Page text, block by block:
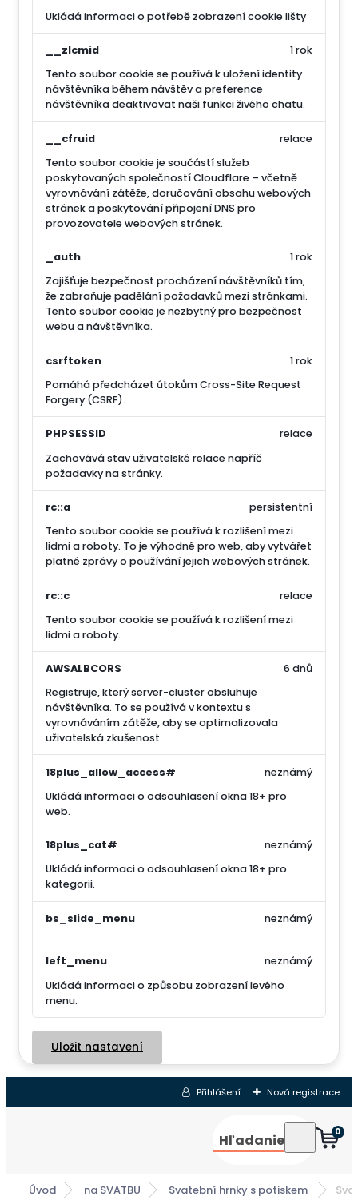
Ukládá informaci o potřebě zobrazení cookie lišty
__zlcmid
Tento soubor cookie se používá k uložení identity
návštěvníka během návštěv a preference
návštěvníka deaktivovat naši funkci živého chatu.
1 rok
__cfruid
Tento soubor cookie je součástí služeb
poskytovaných společností Cloudflare – včetně
vyrovnávání zátěže, doručování obsahu webových
stránek a poskytování připojení DNS pro
provozovatele webových stránek.
relace
_auth
Zajišťuje bezpečnost procházení návštěvníků tím,
že zabraňuje padělání požadavků mezi stránkami.
Tento soubor cookie je nezbytný pro bezpečnost
webu a návštěvníka.
1 rok
csrftoken
Pomáhá předcházet útokům Cross-Site Request
Forgery (CSRF).
1 rok
PHPSESSID
Zachovává stav uživatelské relace napříč
požadavky na stránky.
relace
rc::a
Tento soubor cookie se používá k rozlišení mezi
lidmi a roboty. To je výhodné pro web, aby vytvářet
platné zprávy o používání jejich webových stránek.
persistentní
rc::c
Tento soubor cookie se používá k rozlišení mezi
lidmi a roboty.
relace
AWSALBCORS
Registruje, který server-cluster obsluhuje
návštěvníka. To se používá v kontextu s
vyrovnáváním zátěže, aby se optimalizovala
uživatelská zkušenost.
6 dnů
18plus_allow_access#
Ukládá informaci o odsouhlasení okna 18+ pro
web.
neznámý
18plus_cat#
Ukládá informaci o odsouhlasení okna 18+ pro
kategorii.
neznámý
bs_slide_menu neznámý
left_menu
Ukládá informaci o způsobu zobrazení levého
menu.
neznámý
Uložit nastavení
Přihlášení Nová registrace
Hľadanie 0
Úvod na SVATBU Svatební hrnky s potiskem